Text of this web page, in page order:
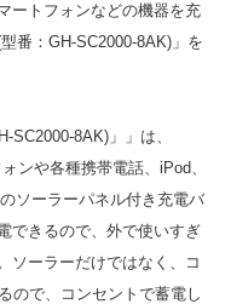
ートフォンなどの機器を充
番：GH-SC2000-8AK)」を
SC2000-8AK)」」は、
ンや各種携帯電話、iPod、
ソーラーパネル付き充電バ
できるので、外で使いすぎ
ソーラーだけではなく、コ
ので、コンセントで蓄電し